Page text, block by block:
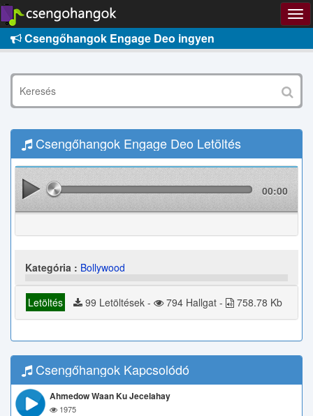
Csengőhangok Engage Deo ingyen
Csengőhangok Engage Deo Letöltés
00:00
Kategória : Bollywood
Letöltés 99 Letöltések - 794 Hallgat - 758.78 Kb
Csengőhangok Kapcsolódó
Ahmedow Waan Ku Jecelahay
1975